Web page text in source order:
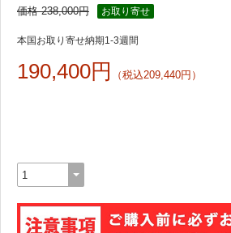
価格 238,000円 お取り寄せ
本国お取り寄せ納期1-3週間
190,400円 （税込209,440円）